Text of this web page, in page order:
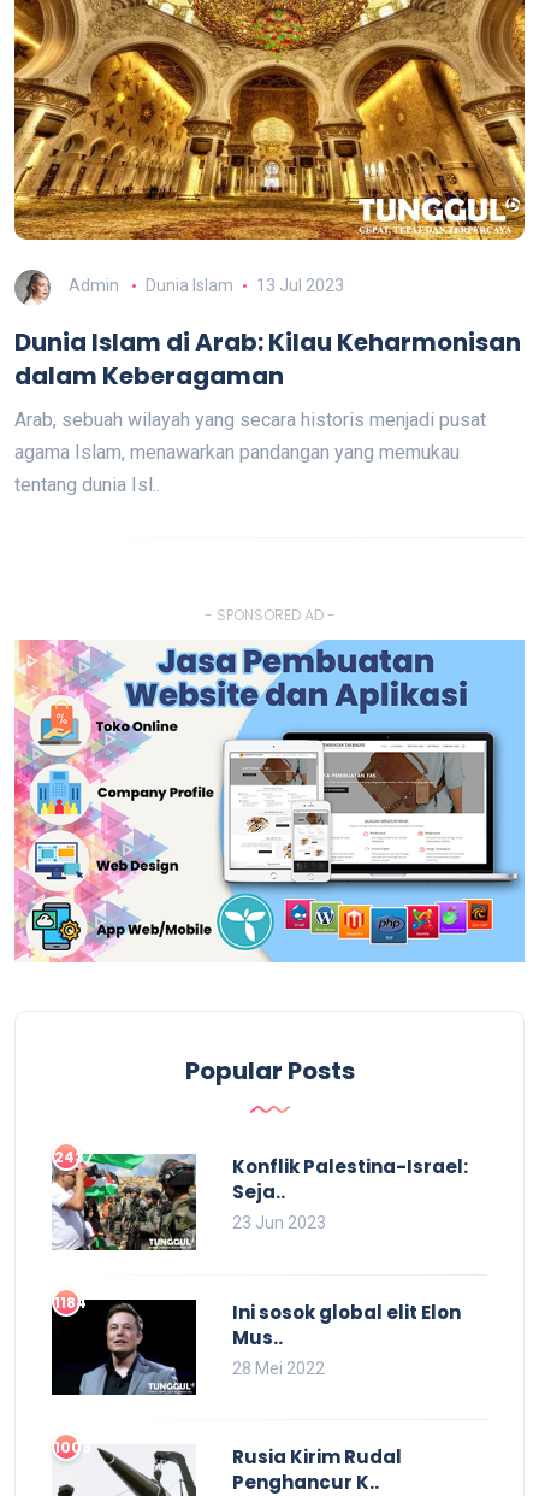
Admin Dunia Islam 13 Jul 2023
Dunia Islam di Arab: Kilau Keharmonisan
dalam Keberagaman
Arab, sebuah wilayah yang secara historis menjadi pusat
agama Islam, menawarkan pandangan yang memukau
tentang dunia Isl..
- SPONSORED AD -
Popular Posts
2437
Konflik Palestina-Israel:
Seja..
23 Jun 2023
1184
Ini sosok global elit Elon
Mus..
28 Mei 2022
1003
Rusia Kirim Rudal
Penghancur K..